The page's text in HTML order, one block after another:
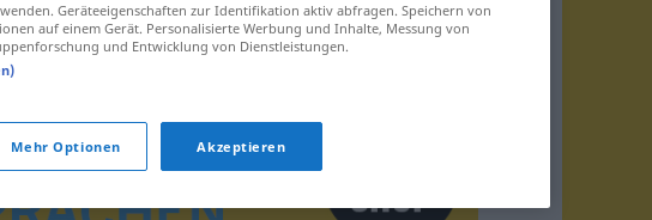
Geräteeigenschaften zur Identifikation aktiv abfragen. Speichern von
auf einem Gerät. Personalisierte Werbung und Inhalte, Messung von
und Entwicklung von Dienstleistungen.
Mehr Optionen Akzeptieren